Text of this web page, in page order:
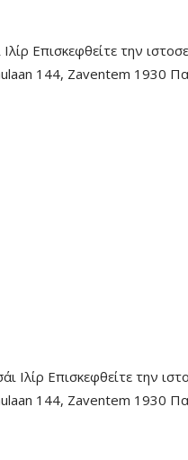
Επισκεφθείτε την
144, Zaventem 1930
Ιλίρ Επισκεφθείτε την
144, Zaventem 1930